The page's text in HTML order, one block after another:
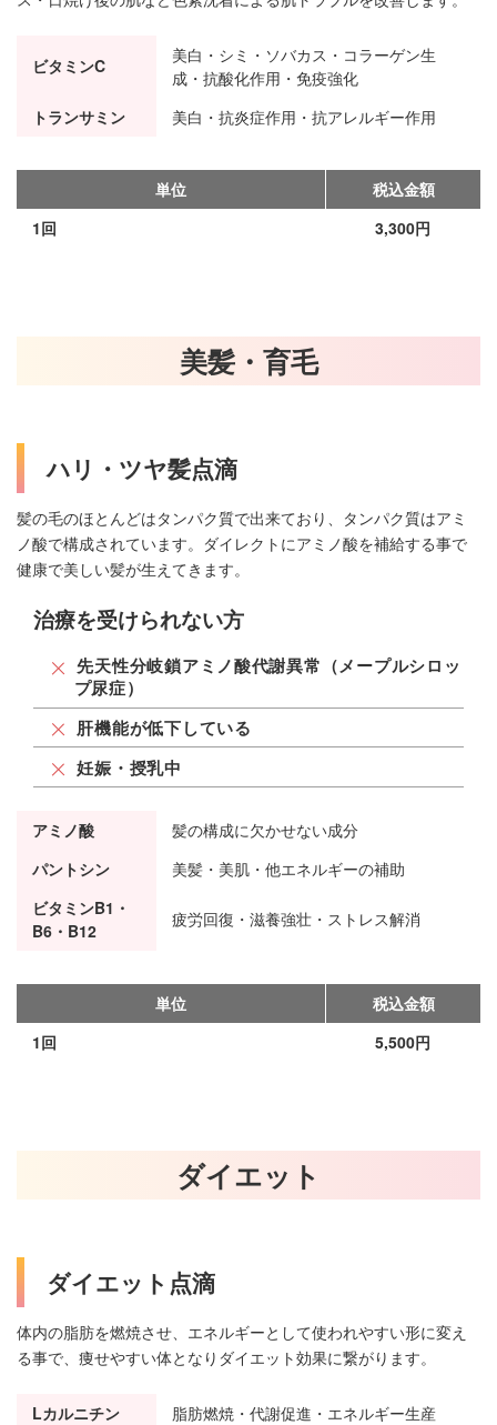
ビタミンC
美白・シミ・ソバカス・コラーゲン生
成・抗酸化作用・免疫強化
トランサミン
美白・抗炎症作用・抗アレルギー作用
単位
税込金額
1回
3,300円
美髪・育毛
ハリ・ツヤ髪点滴
髪の毛のほとんどはタンパク質で出来ており、タンパク質はアミ
ノ酸で構成されています。ダイレクトにアミノ酸を補給する事で
健康で美しい髪が生えてきます。
治療を受けられない方
先天性分岐鎖アミノ酸代謝異常（メープルシロッ
プ尿症）
肝機能が低下している
妊娠・授乳中
アミノ酸
髪の構成に欠かせない成分
パントシン
美髪・美肌・他エネルギーの補助
ビタミンB1・
B6・B12
疲労回復・滋養強壮・ストレス解消
単位
税込金額
1回
5,500円
ダイエット
ダイエット点滴
体内の脂肪を燃焼させ、エネルギーとして使われやすい形に変え
る事で、痩せやすい体となりダイエット効果に繋がります。
Lカルニチン
脂肪燃焼・代謝促進・エネルギー生産